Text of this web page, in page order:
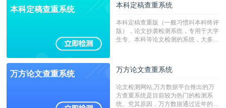
本科定稿查重系统 本科定稿查重系统
本科定稿查重版（一般习惯叫本科终评
版），论文抄袭检测系统，专用于大学
生专、本科等论文检测的系统，大多数
万方论文查重系统 万方论文查重系统
论文检测网站,万方数据平台推出的万
方查重系统是目前较为热门的检测系
统。究其原因，万方数据通过近年的发